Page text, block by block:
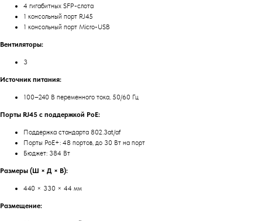
4 гигабитных SFP-слота
1 консольный порт RJ45
1 консольный порт Micro-USB
Вентиляторы:
3
Источник питания:
100–240 В переменного тока, 50/60 Гц
Порты RJ45 с поддержкой PoE:
Поддержка стандарта 802.3at/af
Порты PoE+: 48 портов, до 30 Вт на порт
Бюджет: 384 Вт
Размеры (Ш × Д × В):
440 × 330 × 44 мм
Размещение: